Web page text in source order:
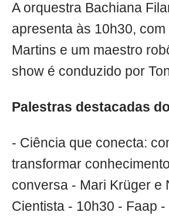
A orquestra Bachiana
apresenta às 10h30,
Martins e um maestro
show é conduzido por
Palestras destacadas
- Ciência que conecta:
transformar
conversa - Mari Krüger e
Cientista - 10h30 - Faap -